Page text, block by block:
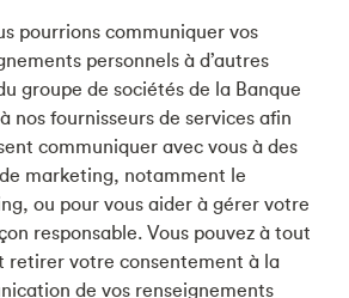
pourrions communiquer vos
personnels à d’autres
groupe de sociétés de la Banque
nos fournisseurs de services afin
communiquer avec vous à des
marketing, notamment le
ou pour vous aider à gérer votre
responsable. Vous pouvez à tout
retirer votre consentement à la
de vos renseignements